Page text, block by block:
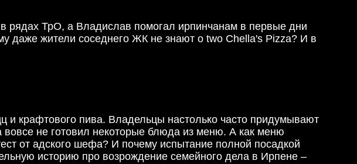
рядах ТрО, а Владислав помогал ирпинчанам в первые дни
даже жители соседнего ЖК не знают о two Chella's Pizza? И в
и крафтового пива. Владельцы настолько часто придумывают
не готовил некоторые блюда из меню. А как меню
от адского шефа? И почему испытание полной посадкой
историю про возрождение семейного дела в Ирпене –